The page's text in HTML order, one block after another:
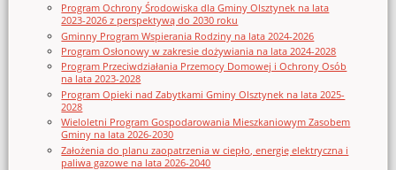
Program Ochrony Środowiska dla Gminy Olsztynek na lata
2023-2026 z perspektywą do 2030 roku
Gminny Program Wspierania Rodziny na lata 2024-2026
Program Osłonowy w zakresie dożywiania na lata 2024-2028
Program Przeciwdziałania Przemocy Domowej i Ochrony Osób
na lata 2023-2028
Program Opieki nad Zabytkami Gminy Olsztynek na lata 2025-
2028
Wieloletni Program Gospodarowania Mieszkaniowym Zasobem
Gminy na lata 2026-2030
Założenia do planu zaopatrzenia w ciepło, energię elektryczna i
paliwa gazowe na lata 2026-2040